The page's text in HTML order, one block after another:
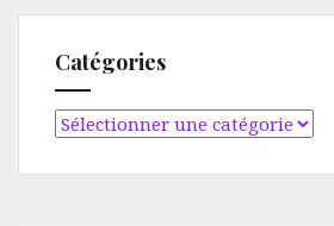
Catégories
Catégories